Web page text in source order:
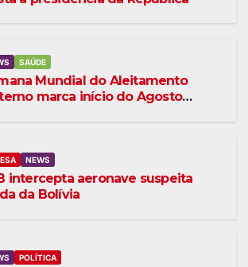
SAÚDE
Mundial do Aleitamento
marca início do Agosto
NEWS
intercepta aeronave suspeita
da Bolívia
POLÍTICA